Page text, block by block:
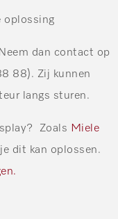
oplossing
dan contact op
88). Zij kunnen
langs sturen.
Zoals Miele
dit kan oplossen.